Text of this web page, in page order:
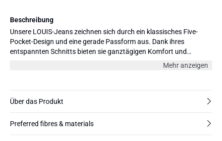
Beschreibung
Unsere LOUIS-Jeans zeichnen sich durch ein klassisches Five-
Pocket-Design und eine gerade Passform aus. Dank ihres
entspannten Schnitts bieten sie ganztägigen Komfort und
vielseitigen Stil, perfekt für legere oder gehobene Looks. Aus BCI-
Komfort. Erhältlich in verschiedenen Farben und drei Längen: 30",
32" und 34".
Mehr anzeigen
Über das Produkt
Preferred fibres & materials